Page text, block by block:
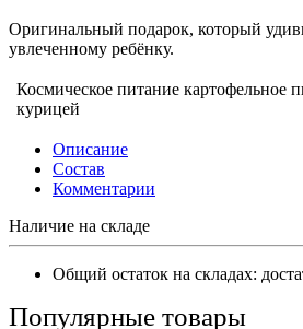
Оригинальный подарок, который
увлеченному ребёнку.
Космическое питание картофельное
курицей
Описание
Состав
Комментарии
Наличие на складе
Общий остаток на складах:
Популярные товары